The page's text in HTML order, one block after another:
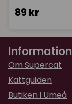
89 kr
Information
Om Supercat
Kattguiden
Butiken i Umeå